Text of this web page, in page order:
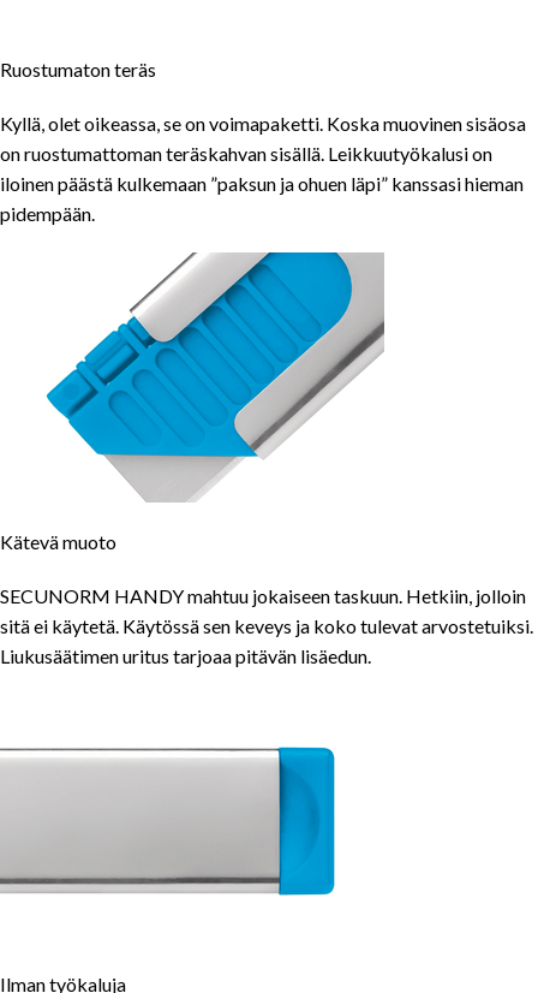
Ruostumaton teräs
Kyllä, olet oikeassa, se on voimapaketti. Koska muovinen sisäosa
on ruostumattoman teräskahvan sisällä. Leikkuutyökalusi on
iloinen päästä kulkemaan ”paksun ja ohuen läpi” kanssasi hieman
pidempään.
Kätevä muoto
SECUNORM HANDY mahtuu jokaiseen taskuun. Hetkiin, jolloin
sitä ei käytetä. Käytössä sen keveys ja koko tulevat arvostetuiksi.
Liukusäätimen uritus tarjoaa pitävän lisäedun.
Ilman työkaluja